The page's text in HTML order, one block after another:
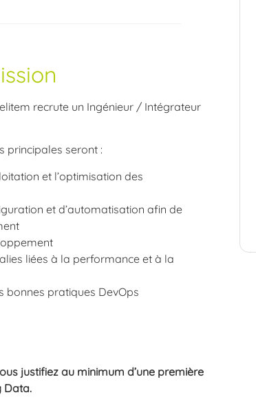
recrute un Ingénieur / Intégrateur
principales seront :
et l’optimisation des
et d’automatisation afin de
liées à la performance et à la
bonnes pratiques DevOps
justifiez au minimum d’une première
Data.